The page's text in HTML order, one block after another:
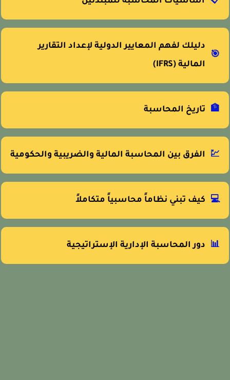
دليلك لفهم المعايير الدولية لإعداد التقارير
المالية (IFRS)
تاريخ المحاسبة
الفرق بين المحاسبة المالية والضريبية والحكومية
💻 كيف تبني نظاماً محاسبياً متكاملاً
دور المحاسبة الإدارية الإستراتيجية